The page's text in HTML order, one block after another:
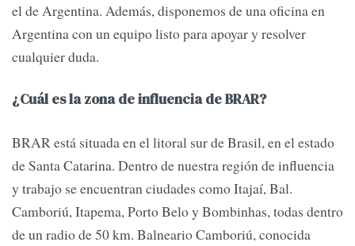
el de Argentina. Además, disponemos de una oficina en
Argentina con un equipo listo para apoyar y resolver
cualquier duda.
¿Cuál es la zona de influencia de BRAR?
BRAR está situada en el litoral sur de Brasil, en el estado
de Santa Catarina. Dentro de nuestra región de influencia
y trabajo se encuentran ciudades como Itajaí, Bal.
Camboriú, Itapema, Porto Belo y Bombinhas, todas dentro
de un radio de 50 km. Balneario Camboriú, conocida